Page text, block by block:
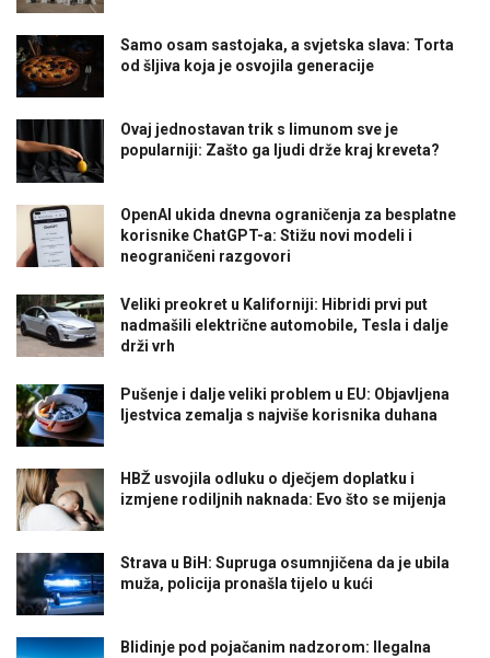
Samo osam sastojaka, a svjetska slava: Torta
od šljiva koja je osvojila generacije
Ovaj jednostavan trik s limunom sve je
popularniji: Zašto ga ljudi drže kraj kreveta?
OpenAI ukida dnevna ograničenja za besplatne
korisnike ChatGPT-a: Stižu novi modeli i
neograničeni razgovori
Veliki preokret u Kaliforniji: Hibridi prvi put
nadmašili električne automobile, Tesla i dalje
drži vrh
Pušenje i dalje veliki problem u EU: Objavljena
ljestvica zemalja s najviše korisnika duhana
HBŽ usvojila odluku o dječjem doplatku i
izmjene rodiljnih naknada: Evo što se mijenja
Strava u BiH: Supruga osumnjičena da je ubila
muža, policija pronašla tijelo u kući
Blidinje pod pojačanim nadzorom: Ilegalna